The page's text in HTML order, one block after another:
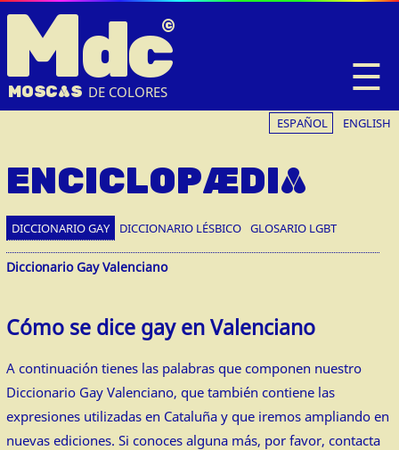
☰
Mdc
MOSCAS DE COLORES
ESPAÑOL ENGLISH
ENCICLOPÆDIA
DICCIONARIO GAY DICCIONARIO LÉSBICO GLOSARIO LGBT
Diccionario Gay Valenciano
Cómo se dice gay en Valenciano
A continuación tienes las palabras que componen nuestro
Diccionario Gay Valenciano, que también contiene las
expresiones utilizadas en Cataluña y que iremos ampliando en
nuevas ediciones. Si conoces alguna más, por favor, contacta